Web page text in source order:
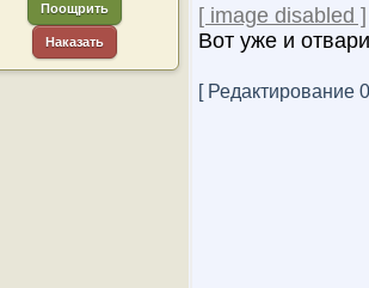
Поощрить
Наказать
[ image disabled ]
Вот уже и
[ Редактирование